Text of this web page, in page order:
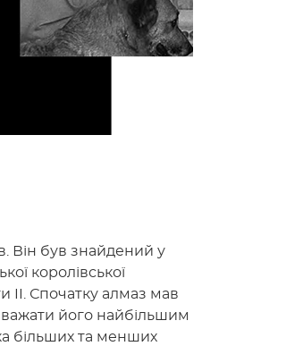
Він був знайдений у
королівської
II. Спочатку алмаз мав
його найбільшим
більших та менших